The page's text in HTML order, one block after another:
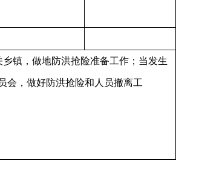
镇，做地防洪抢险准备工作；当发生
会，做好防洪抢险和人员撤离工